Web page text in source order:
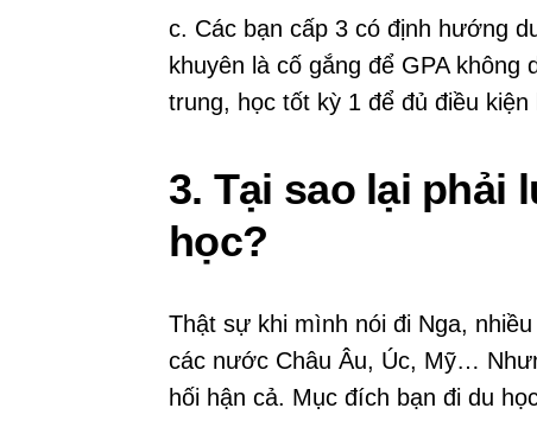
c. Các bạn cấp 3 có định hướng
khuyên là cố gắng để GPA
trung, học tốt kỳ 1 để đủ điều kiện
3. Tại sao lại phải
học?
Thật sự khi mình nói đi Nga,
các nước Châu Âu, Úc, Mỹ…
hối hận cả. Mục đích bạn đi du